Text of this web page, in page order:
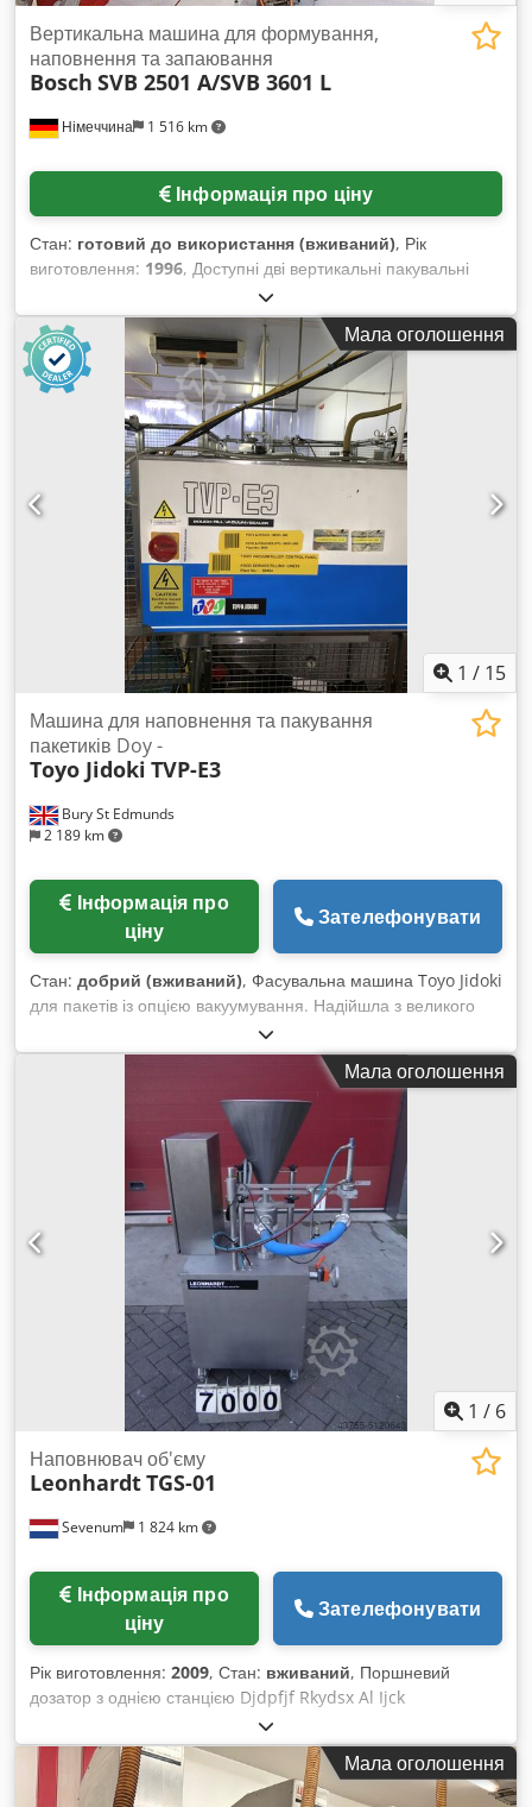
Німеччина 1 516 km
Вертикальна машина для формування,
наповнення та запаювання
Bosch SVB 2501 A/SVB 3601 L
Інформація про ціну
Стан: готовий до використання (вживаний), Рік
виготовлення: 1996, Доступні дві вертикальні пакувальні
машини у пакети типу «подушка» Bosch. 1) Bosch SVB 2501
A, рік випуску: 1993, тип пакета: подушка, вага пакета:
250г/500г, діапазон довжини пакета: 80мм–250мм, макс.
продуктивність: 40 циклів/хв, споживана потужність: 3 кВт,
розміри машини (Д/Ш/В): прибл. 1300мм/2500мм/1700мм,
вага: прибл. 1100кг. У комплекті пристрій для кліпсування
PS mako BS 600-CSP, рік випуску: 2015. 2) Bosch SVB 3601 L,
рік випуску: 1996, тип пакета: подушка, вага пакета:
250г/500г, макс. довжина пакета: 400мм, діапазон ширини
пакета: 80мм–360мм, макс. продуктивність: 40 циклів/хв. У
комплекті пристрій для кліпсування PS mako BS 600-CSP, рік
випуску: 2015. Документація наявна. Огляд на місці
можливий. Доступність очікується з середини січня 2025
року. Dcodpou Rc R Sofx Al Isk
Мала оголошення
1 / 15
Bury St Edmunds
2 189 km
Машина для наповнення та пакування
пакетиків Doy -
Toyo Jidoki TVP-E3
ціну
Зателефонувати
Стан: добрий (вживаний), Фасувальна машина Toyo Jidoki
для пакетів із опцією вакуумування. Надійшла з великого
харчового підприємства у Великій Британії, але не
використовувалася щонайменше п’ять років. Dedpfx Alsuf A
Мала оголошення
1 / 6
Sevenum 1 824 km
Наповнювач об'єму
LeonhardtTGS-01
ціну
Зателефонувати
Рік виготовлення: 2009, Стан: вживаний, Поршневий
дозатор з однією станцією Djdpfjf Rkydsx Al Ijck
Пневматичний привід Діапазон дозування: 15–785 мл На
даний момент оснащений для дозування 15–100 мл
Продається у поточному стані або може бути налаштований
відповідно до потреб замовника
Мала оголошення